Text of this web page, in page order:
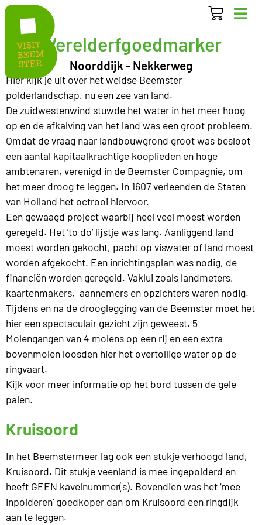
Werelderfgoedmarker
Noorddijk - Nekkerweg
Hier kijk je uit over het weidse Beemster
polderlandschap, nu een zee van land.
De zuidwestenwind stuwde het water in het meer hoog
op en de afkalving van het land was een groot probleem.
Omdat de vraag naar landbouwgrond groot was besloot
een aantal kapitaalkrachtige kooplieden en hoge
ambtenaren, verenigd in de Beemster Compagnie, om
het meer droog te leggen. In 1607 verleenden de Staten
van Holland het octrooi hiervoor.
Een gewaagd project waarbij heel veel moest worden
geregeld. Het ’to do’ lijstje was lang. Aanliggend land
moest worden gekocht, pacht op viswater of land moest
worden afgekocht. Een inrichtingsplan was nodig, de
financiën worden geregeld. Vaklui zoals landmeters,
kaartenmakers, aannemers en opzichters waren nodig.
Tijdens en na de drooglegging van de Beemster moet het
hier een spectaculair gezicht zijn geweest. 5
Molengangen van 4 molens op een rij en een extra
bovenmolen loosden hier het overtollige water op de
ringvaart.
Kijk voor meer informatie op het bord tussen de gele
palen.
Kruisoord
In het Beemstermeer lag ook een stukje verhoogd land,
Kruisoord. Dit stukje veenland is mee ingepolderd en
heeft GEEN kavelnummer(s). Bovendien was het ‘mee
inpolderen’ goedkoper dan om Kruisoord een ringdijk
aan te leggen.